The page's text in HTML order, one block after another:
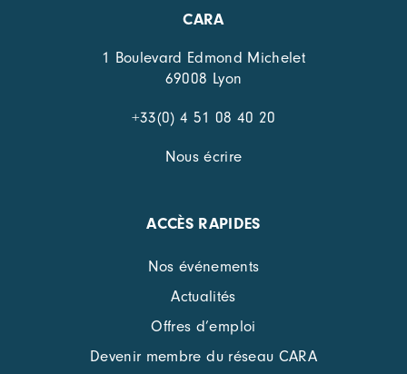
CARA
1 Boulevard Edmond Michelet
69008 Lyon
+33(0) 4 51 08 40 20
Nous écrire
ACCÈS RAPIDES
Nos événements
Actualités
Offres d’emploi
Devenir membre du réseau CARA